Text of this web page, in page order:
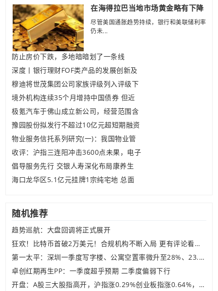
在海得拉巴当地市场黄金略有下降
尽管美国通胀趋势持续，银行和美联储利率
仍未...
防止房价下跌，多地暗暗划了一条线
深度丨银行理财FOF类产品的发展创新及
穆迪将世茂集团公司家族评级列入评级下
境外机构连续35个月增持中国债券 但近
极氪汽车于佛山成立新公司，经营范围含
豫园股份拟发行不超过10亿元超短期融资
物业服务信托系列研究(一)：我国物业管
收评：沪指三连阳冲击3600点未果，电子
倡导服务先行 交银人寿深化布局康养生
海口龙华区5.1亿元挂牌1宗纯宅地 总面
随机推荐
趋势巡航：大盘回调将正式展开
狂欢！比特币首破2万美元！合规机构不断入局 更有评论看高3万美元！
第一太平：深圳一季度写字楼、公寓空置率微升至28%、23.6%
卓创红期再生PP：一季度超乎预期 二季度偏弱下行
开盘：A股三大股指高开，沪指涨0.29%创业板指涨0.64%，纺织服装板块依旧活跃